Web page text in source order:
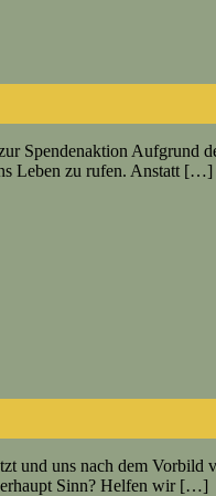
Spendenaktion Aufgrund
Leben zu rufen. Anstatt […]
und uns nach dem Vorbild
Sinn? Helfen wir […]